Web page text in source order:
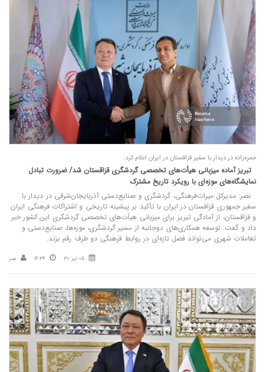
حمزه‌زاده در دیدار با سفیر قزاقستان در ایران اعلام کرد:
تبریز آماده میزبانی هیأت‌های تخصصی گردشگری قزاقستان شد/ ضرورت تبادل
نمایشگاه‌های موزه‌ای با رویکرد تاریخ مشترک
نصر: مدیرکل میراث‌فرهنگی، گردشگری و صنایع‌دستی آذربایجان‌شرقی در دیدار با
سفیر جمهوری قزاقستان در ایران با تأکید بر پیشینه تاریخی و اشتراکات فرهنگی ایران
و قزاقستان، از آمادگی تبریز برای میزبانی هیأت‌های تخصصی گردشگری این کشور خبر
داد و گفت: توسعه همکاری‌های دوجانبه از مسیر گردشگری، موزه‌ها، صنایع‌دستی و
تعاملات شهری می‌تواند فصل تازه‌ای در روابط فرهنگی دو طرف رقم بزند.
05 تیر 30 14:34 نصر